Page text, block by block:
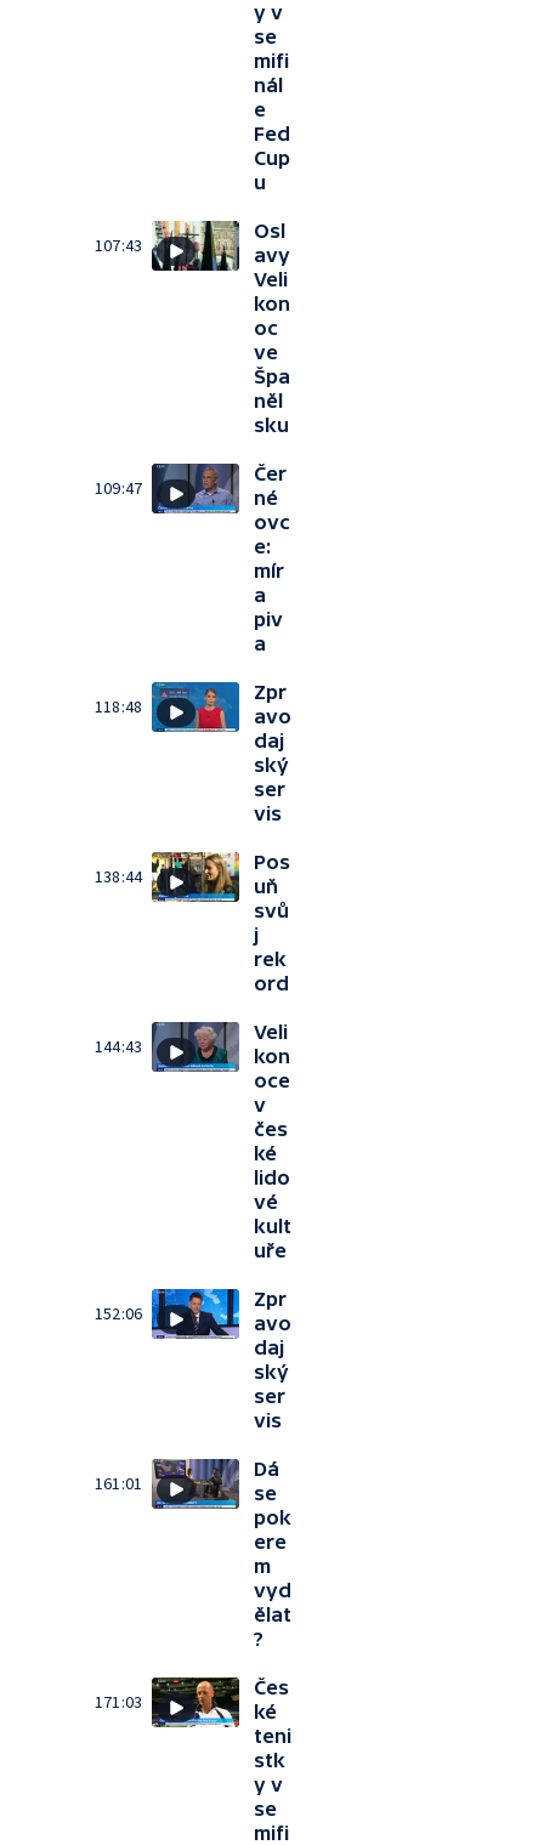
y v
se
mifi
nál
e
Fed
Cup
u
107:43
Osl
avy
Veli
kon
oc
ve
Špa
něl
sku
109:47
Čer
né
ovc
e:
mír
a
piv
a
118:48
Zpr
avo
daj
ský
ser
vis
138:44
Pos
uň
svů
j
rek
ord
144:43
Veli
kon
oce
v
čes
ké
lido
vé
kult
uře
152:06
Zpr
avo
daj
ský
ser
vis
161:01
Dá
se
pok
ere
m
vyd
ělat
?
171:03
Čes
ké
teni
stk
y v
se
mifi